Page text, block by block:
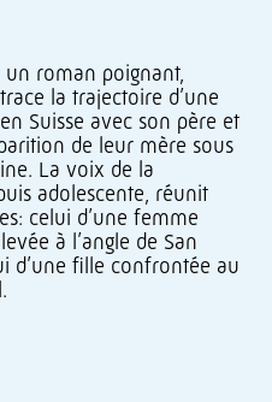
roman poignant,
la trajectoire d’une
Suisse avec son père et
de leur mère sous
La voix de la
adolescente, réunit
celui d’une femme
à l’angle de San
d’une fille confrontée au